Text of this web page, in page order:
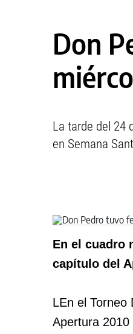
Don
La tarde del 24
en Semana
En el cuadro
capítulo del
LEn el Torneo
Apertura